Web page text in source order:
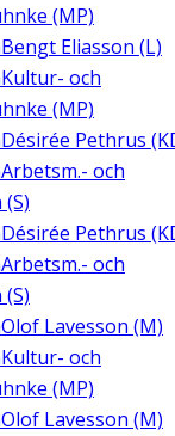
(MP)
Bengt Eliasson (L)
Kultur- och
(MP)
Désirée Pethrus
Arbetsm.- och
Désirée Pethrus
Arbetsm.- och
Olof Lavesson (M)
Kultur- och
(MP)
Olof Lavesson (M)